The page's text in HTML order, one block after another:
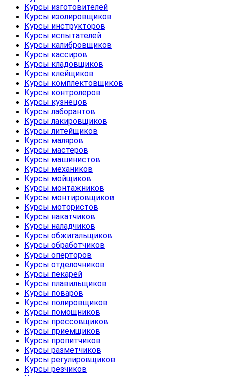
Курсы изготовителей
Курсы изолировщиков
Курсы инструкторов
Курсы испытателей
Курсы калибровщиков
Курсы кассиров
Курсы кладовщиков
Курсы клейщиков
Курсы комплектовщиков
Курсы контролеров
Курсы кузнецов
Курсы лаборантов
Курсы лакировщиков
Курсы литейщиков
Курсы маляров
Курсы мастеров
Курсы машинистов
Курсы механиков
Курсы мойщиков
Курсы монтажников
Курсы монтировщиков
Курсы мотористов
Курсы накатчиков
Курсы наладчиков
Курсы обжигальщиков
Курсы обработчиков
Курсы оперторов
Курсы отделочников
Курсы пекарей
Курсы плавильщиков
Курсы поваров
Курсы полировщиков
Курсы помощников
Курсы прессовщиков
Курсы приемщиков
Курсы пропитчиков
Курсы разметчиков
Курсы регулировщиков
Курсы резчиков